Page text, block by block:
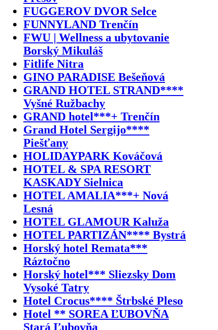
FUGGEROV DVOR Selce
FUNNYLAND Trenčín
FWU | Wellness a ubytovanie
Borský Mikuláš
Fitlife Nitra
GINO PARADISE Bešeňová
GRAND HOTEL STRAND****
Vyšné Ružbachy
GRAND hotel***+ Trenčín
Grand Hotel Sergijo****
Piešťany
HOLIDAYPARK Kováčová
HOTEL & SPA RESORT
KASKADY Sielnica
HOTEL AMALIA***+ Nová
Lesná
HOTEL GLAMOUR Kaluža
HOTEL PARTIZÁN**** Bystrá
Horský hotel Remata***
Ráztočno
Horský hotel*** Sliezsky Dom
Vysoké Tatry
Hotel Crocus**** Štrbské Pleso
Hotel ** SOREA ĽUBOVŇA
Stará Ľubovňa